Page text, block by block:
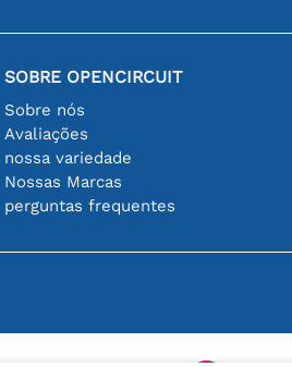
SOBRE OPENCIRCUIT
Sobre nós
Avaliações
nossa variedade
Nossas Marcas
perguntas frequentes